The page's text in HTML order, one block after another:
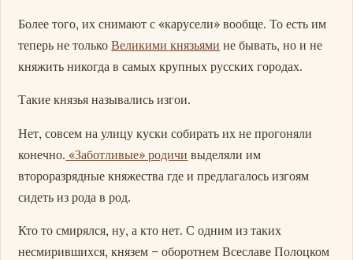
Более того, их снимают с «карусели» вообще. То есть им
теперь не толькоВеликими князьями не бывать, но и не
княжить никогда в самых крупных русских городах.
Такие князья назывались изгои.
Нет, совсем на улицу куски собирать их не прогоняли
конечно. «Заботливые» родичи выделяли им
второразрядные княжества где и предлагалось изгоям
сидеть из рода в род.
Кто то смирялся, ну, а кто нет. С одним из таких
несмирившихся, князем – оборотнем Всеславе Полоцком